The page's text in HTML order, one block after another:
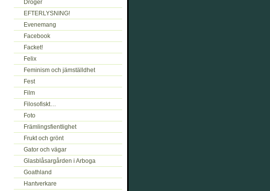
Droger
EFTERLYSNING!
Evenemang
Facebook
Facket!
Felix
Feminism och jämställdhet
Fest
Film
Filosofiskt…
Foto
Främlingsfientlighet
Frukt och grönt
Gator och vägar
Glasblåsargården i Arboga
Goathland
Hantverkare